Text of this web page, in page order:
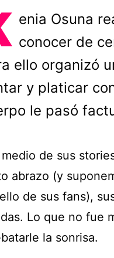
enia Osuna
conocer de
ello organizó
y platicar
le pasó
de sus
abrazo (y
de sus fans),
Lo que no fue
la sonrisa.